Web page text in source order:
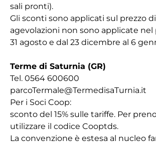
sali pronti).
Gli sconti sono applicati sul prezzo
agevolazioni non sono applicate nel
31 agosto e dal 23 dicembre al 6
Terme di Saturnia (GR)
Tel. 0564 600600
parcoTermale@TermedisaTurnia.it
Per i Soci Coop:
sconto del 15% sulle tariffe. Per
utilizzare il codice Cooptds.
La convenzione è estesa al nucleo